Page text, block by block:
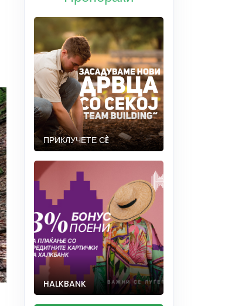
ПРИКЛУЧЕТЕ СÈ
HALKBANK